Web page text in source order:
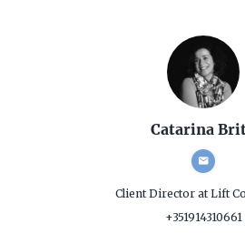
Catarina
Client Director at Lift
+351914310661